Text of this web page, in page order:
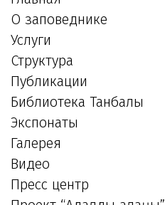
О заповеднике
Услуги
Структура
Публикации
Библиотека Танбалы
Экспонаты
Галерея
Видео
Пресс центр